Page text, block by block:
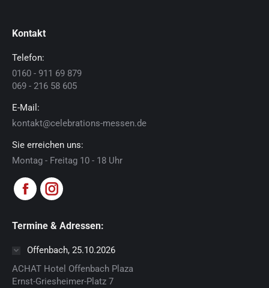
Kontakt
Telefon:
0160 - 911 69 879
069 - 216 58 605
E-Mail:
kontakt@celebrations-messen.de
Sie erreichen uns:
Montag - Freitag 10 - 18 Uhr
Finden Sie uns auf:
Facebook
opens
window
Instagram
opens
window
Termine & Adressen:
Offenbach, 25.10.2026
ACHAT Hotel Offenbach Plaza
Ernst-Griesheimer-Platz 7